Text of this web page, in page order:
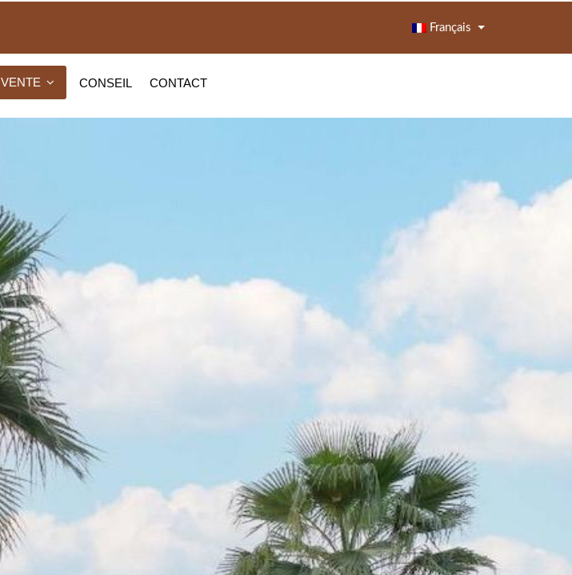
Français
VENTE CONSEIL CONTACT